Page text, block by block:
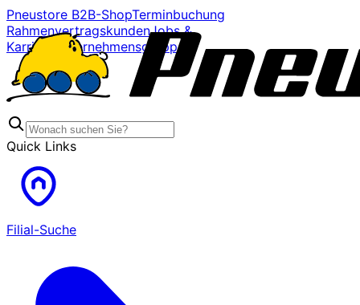
Pneustore B2B-ShopTerminbuchung
RahmenvertragskundenJobs &
Karriere
Unternehmensgruppe
Quick Links
Filial-Suche